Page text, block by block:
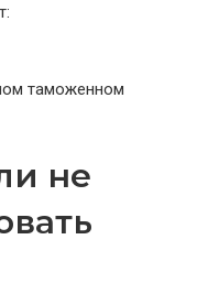
таможенном
не